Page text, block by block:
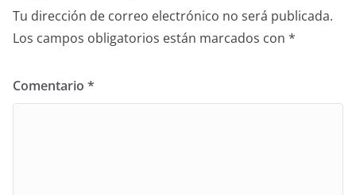
Tu dirección de correo electrónico no será publicada.
Los campos obligatorios están marcados con *
Comentario *